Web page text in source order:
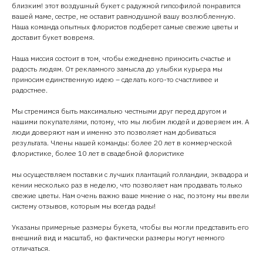
близким! этот воздушный букет с радужной гипсофилой понравится
вашей маме, сестре, не оставит равнодушной вашу возлюбленную.
Наша команда опытных флористов подберет самые свежие цветы и
доставит букет вовремя.
Наша миссия состоит в том, чтобы ежедневно приносить счастье и
радость людям. От рекламного замысла до улыбки курьера мы
приносим единственную идею – сделать кого-то счастливее и
радостнее.
Мы стремимся быть максимально честными друг перед другом и
нашими покупателями, потому, что мы любим людей и доверяем им. А
люди доверяют нам и именно это позволяет нам добиваться
результата. Члены нашей команды: более 20 лет в коммерческой
флористике, более 10 лет в свадебной флористике
мы осуществляем поставки с лучших плантаций голландии, эквадора и
кении несколько раз в неделю, что позволяет нам продавать только
свежие цветы. Нам очень важно ваше мнение о нас, поэтому мы ввели
систему отзывов, которым мы всегда рады!
Указаны примерные размеры букета, чтобы вы могли представить его
внешний вид и масштаб, но фактически размеры могут немного
отличаться.